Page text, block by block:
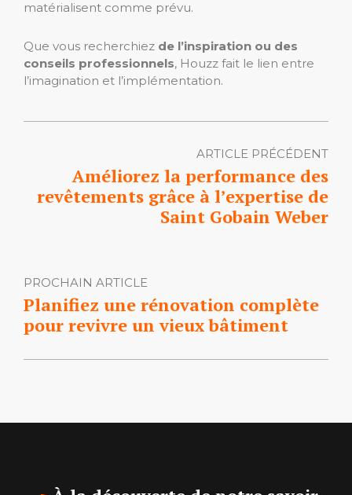
matérialisent comme prévu.
Que vous recherchiez de l’inspiration ou des
conseils professionnels, Houzz fait le lien entre
l’imagination et l’implémentation.
ARTICLE PRÉCÉDENT
Améliorez la performance des
revêtements grâce à l’expertise de
Saint Gobain Weber
PROCHAIN ARTICLE
Planifiez une rénovation complète
pour revivre un vieux bâtiment